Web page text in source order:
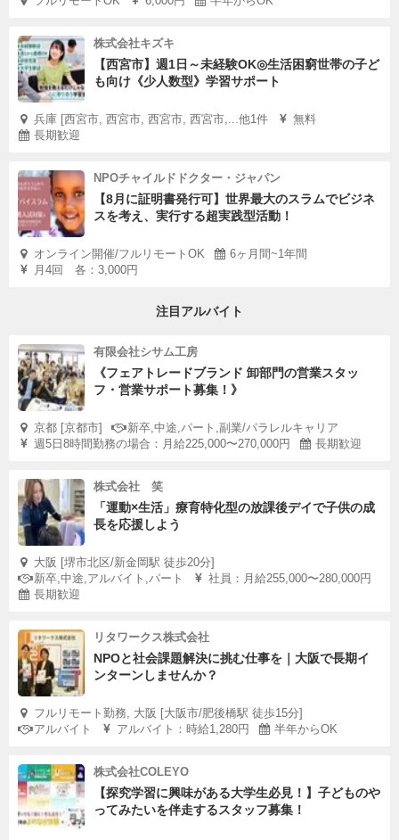
株式会社キズキ
【西宮市】週1日～未経験OK◎生活困窮世帯の子ど
も向け《少人数型》学習サポート
兵庫 [西宮市, 西宮市, 西宮市, 西宮市,...他1件
無料
長期歓迎
NPOチャイルドドクター・ジャパン
【8月に証明書発行可】世界最大のスラムでビジネ
スを考え、実行する超実践型活動！
オンライン開催/フルリモートOK
6ヶ月間~1年間
月4回 各：3,000円
注目アルバイト
有限会社シサム工房
《フェアトレードブランド 卸部門の営業スタッ
フ・営業サポート募集！》
京都 [京都市]
新卒,中途,パート,副業/パラレルキャリア
週5日8時間勤務の場合：月給225,000〜270,000円
長期歓迎
株式会社 笑
「運動×生活」療育特化型の放課後デイで子供の成
長を応援しよう
大阪 [堺市北区/新金岡駅 徒歩20分]
新卒,中途,アルバイト,パート
社員：月給255,000〜280,000円
長期歓迎
リタワークス株式会社
NPOと社会課題解決に挑む仕事を｜大阪で長期イ
ンターンしませんか？
フルリモート勤務, 大阪 [大阪市/肥後橋駅 徒歩15分]
アルバイト
アルバイト：時給1,280円 半年からOK
株式会社COLEYO
【探究学習に興味がある大学生必見！】子どものや
ってみたいを伴走するスタッフ募集！